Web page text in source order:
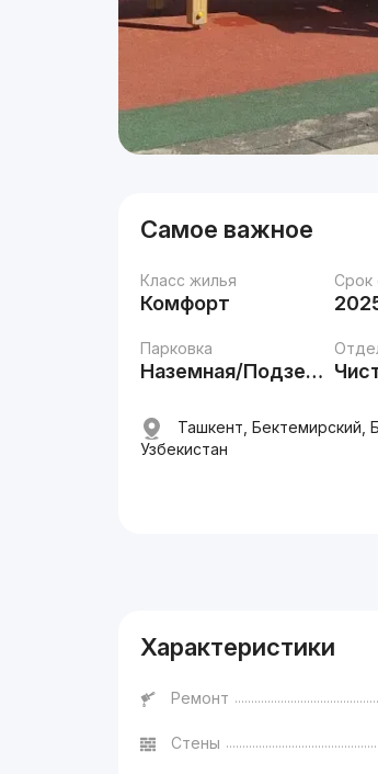
Самое важное
Класс жилья
Комфорт
Срок
Парковка
Наземная/Подземная
Ташкент, Бектемирский,
Узбекистан
Характеристики
Ремонт
Стены